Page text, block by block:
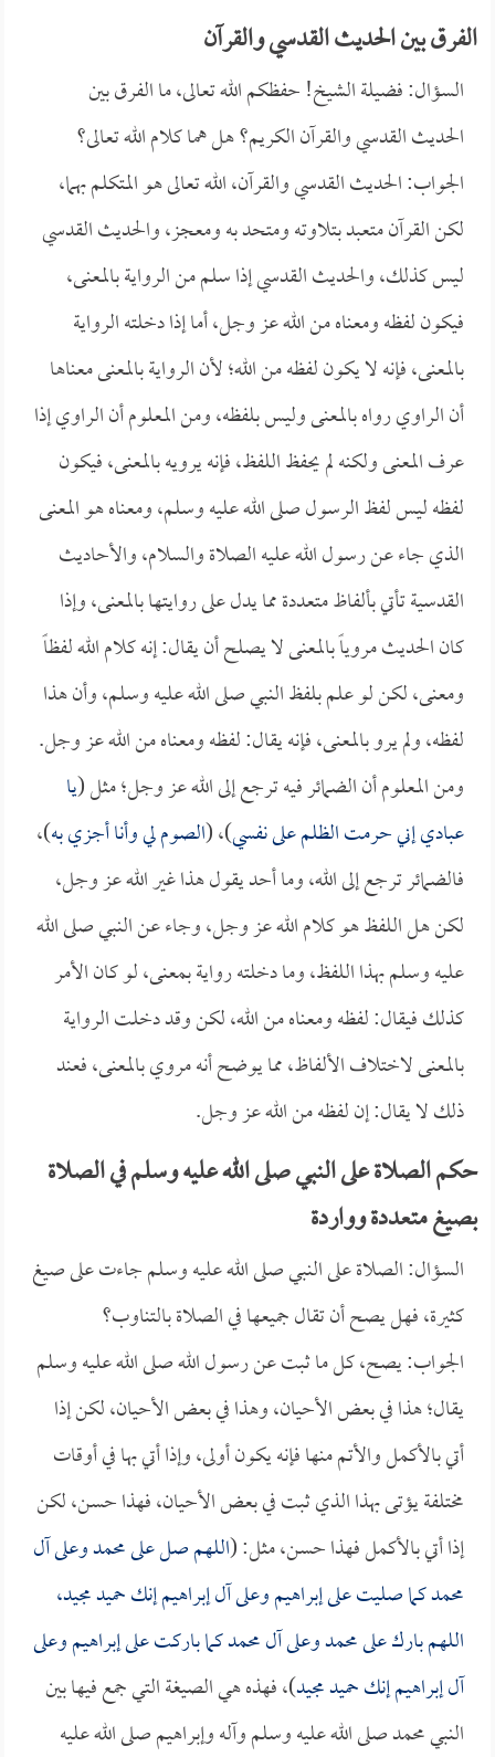
الفرق بين الحديث القدسي والقرآن
السؤال: فضيلة الشيخ! حفظكم الله تعالى، ما الفرق بين
الحديث القدسي والقرآن الكريم؟ هل هما كلام الله تعالى؟
الجواب: الحديث القدسي والقرآن، الله تعالى هو المتكلم بهما،
لكن القرآن متعبد بتلاوته ومتحد به ومعجز، والحديث القدسي
ليس كذلك، والحديث القدسي إذا سلم من الرواية بالمعنى،
فيكون لفظه ومعناه من الله عز وجل، أما إذا دخلته الرواية
بالمعنى، فإنه لا يكون لفظه من الله؛ لأن الرواية بالمعنى معناها
أن الراوي رواه بالمعنى وليس بلفظه، ومن المعلوم أن الراوي إذا
عرف المعنى ولكنه لم يحفظ اللفظ، فإنه يرويه بالمعنى، فيكون
لفظه ليس لفظ الرسول صلى الله عليه وسلم، ومعناه هو المعنى
الذي جاء عن رسول الله عليه الصلاة والسلام، والأحاديث
القدسية تأتي بألفاظ متعددة مما يدل على روايتها بالمعنى، وإذا
كان الحديث مروياً بالمعنى لا يصلح أن يقال: إنه كلام الله لفظاً
ومعنى، لكن لو علم بلفظ النبي صلى الله عليه وسلم، وأن هذا
لفظه، ولم يرو بالمعنى، فإنه يقال: لفظه ومعناه من الله عز وجل.
ومن المعلوم أن الضمائر فيه ترجع إلى الله عز وجل؛ مثل (يا
عبادي إني حرمت الظلم على نفسي)، (الصوم لي وأنا أجزي به)،
فالضمائر ترجع إلى الله، وما أحد يقول هذا غير الله عز وجل،
لكن هل اللفظ هو كلام الله عز وجل، وجاء عن النبي صلى الله
عليه وسلم بهذا اللفظ، وما دخلته رواية بمعنى، لو كان الأمر
كذلك فيقال: لفظه ومعناه من الله، لكن وقد دخلت الرواية
بالمعنى لاختلاف الألفاظ، مما يوضح أنه مروي بالمعنى، فعند
ذلك لا يقال: إن لفظه من الله عز وجل.
حكم الصلاة على النبي صلى الله عليه وسلم في الصلاة
بصيغ متعددة وواردة
السؤال: الصلاة على النبي صلى الله عليه وسلم جاءت على صيغ
كثيرة، فهل يصح أن تقال جميعها في الصلاة بالتناوب؟
الجواب: يصح، كل ما ثبت عن رسول الله صلى الله عليه وسلم
يقال؛ هذا في بعض الأحيان، وهذا في بعض الأحيان، لكن إذا
أتي بالأكمل والأتم منها فإنه يكون أولى، وإذا أتي بها في أوقات
مختلفة يؤتى بهذا الذي ثبت في بعض الأحيان، فهذا حسن، لكن
إذا أتي بالأكمل فهذا حسن، مثل: (اللهم صل على محمد وعلى آل
محمد كما صليت على إبراهيم وعلى آل إبراهيم إنك حميد مجيد،
اللهم بارك على محمد وعلى آل محمد كما باركت على إبراهيم وعلى
آل إبراهيم إنك حميد مجيد)، فهذه هي الصيغة التي جمع فيها بين
النبي محمد صلى الله عليه وسلم وآله وإبراهيم صلى الله عليه